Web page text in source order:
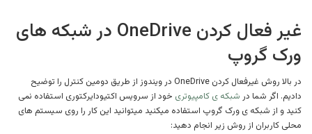
غیر فعال کردن OneDrive در شبکه های
ورک گروپ
در بالا روش غیرفعال کردن OneDrive در ویندوز از طریق دومین کنترل را توضیح
دادیم. اگر شما در شبکه ی کامپیوتری خود از سرویس اکتیودایرکتوری استفاده نمی
کنید و از شبکه ی ورک گروپ استفاده میکنید میتوانید این کار را روی سیستم های
محلی کاربران از روش زیر انجام دهید: